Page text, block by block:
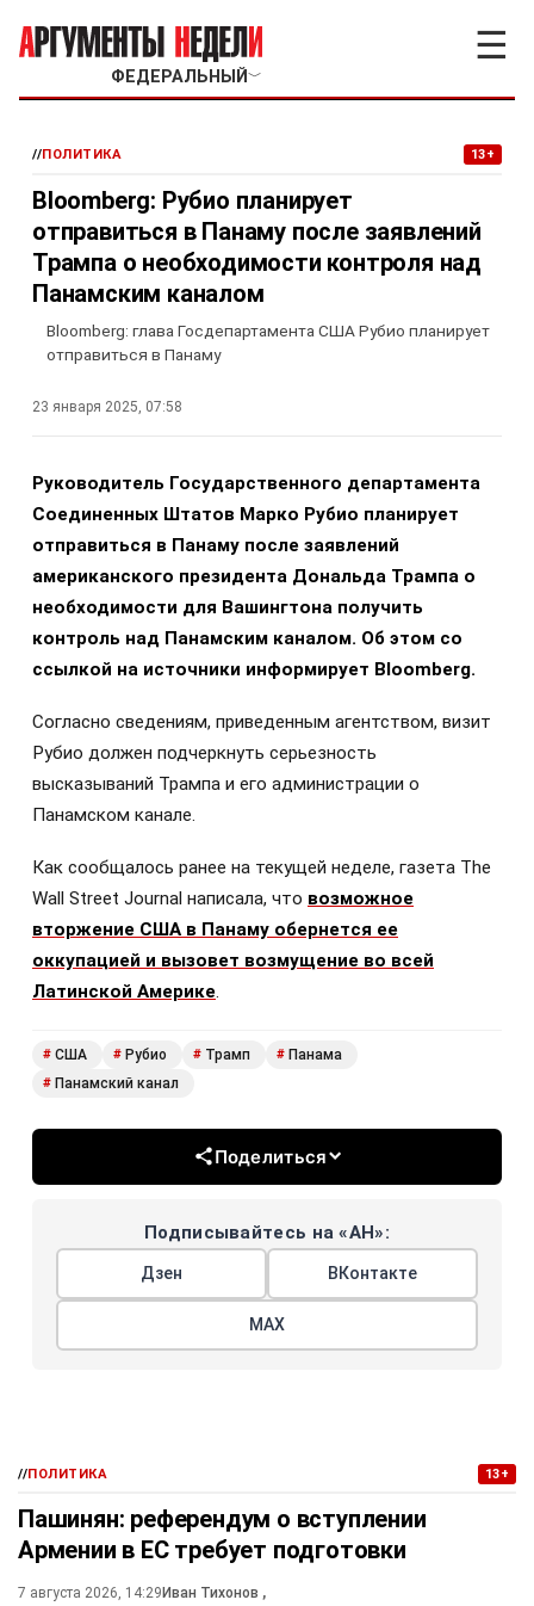
ФЕДЕРАЛЬНЫЙ ﹀
☰
//ПОЛИТИКА 13+
Bloomberg: Рубио планирует
отправиться в Панаму после заявлений
Трампа о необходимости контроля над
Панамским каналом
Bloomberg: глава Госдепартамента США Рубио планирует
отправиться в Панаму
23 января 2025, 07:58
Руководитель Государственного департамента
Соединенных Штатов Марко Рубио планирует
отправиться в Панаму после заявлений
американского президента Дональда Трампа о
необходимости для Вашингтона получить
контроль над Панамским каналом. Об этом со
ссылкой на источники информирует Bloomberg.
Согласно сведениям, приведенным агентством, визит
Рубио должен подчеркнуть серьезность
высказываний Трампа и его администрации о
Панамском канале.
Как сообщалось ранее на текущей неделе, газета The
Wall Street Journal написала, что возможное
вторжение США в Панаму обернется ее
оккупацией и вызовет возмущение во всей
Латинской Америке.
# США # Рубио # Трамп # Панама
# Панамский канал
Поделиться
Подписывайтесь на «АН»:
Дзен ВКонтакте
МАХ
//ПОЛИТИКА 13+
Пашинян: референдум о вступлении
Армении в ЕС требует подготовки
7 августа 2026, 14:29Иван Тихонов ,